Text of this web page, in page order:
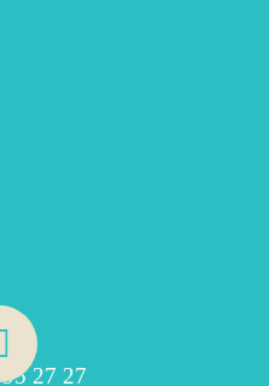
27 27